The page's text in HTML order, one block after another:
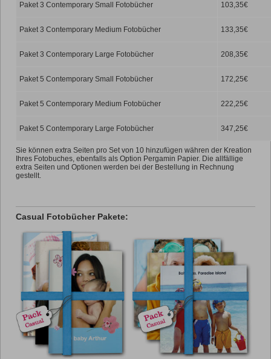
Paket 3 Contemporary Small Fotobücher 103,35€
Paket 3 Contemporary Medium Fotobücher 133,35€
Paket 3 Contemporary Large Fotobücher 208,35€
Paket 5 Contemporary Small Fotobücher 172,25€
Paket 5 Contemporary Medium Fotobücher 222,25€
Paket 5 Contemporary Large Fotobücher 347,25€
Sie können extra Seiten pro Set von 10 hinzufügen währen der Kreation
Ihres Fotobuches, ebenfalls als Option Pergamin Papier. Die allfällige
extra Seiten und Optionen werden bei der Bestellung in Rechnung
gestellt.
Casual Fotobücher Pakete: